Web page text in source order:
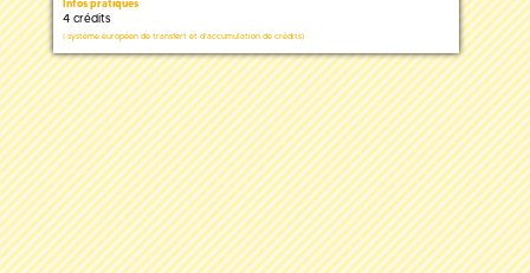
Infos pratiques
4 crédits
( système européen de transfert et d'accumulation de crédits)